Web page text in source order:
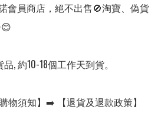
會員商店，絕不出售🚫淘寶、偽貨
, 約10-18個工作天到貨。
物須知】➡️ 【退貨及退款政策】